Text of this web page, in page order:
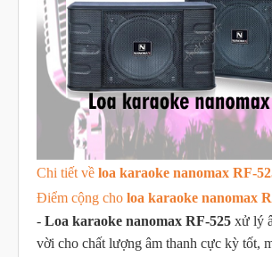
Chi tiết về loa karaoke nanomax RF-
Điểm cộng cho loa karaoke nanomax
- Loa karaoke nanomax RF-525 xử lý
vời cho chất lượng âm thanh cực kỳ tốt,